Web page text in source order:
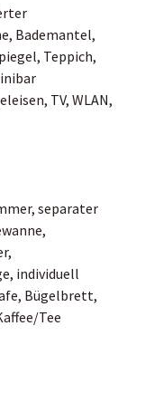
Bademantel,
Teppich,
TV, WLAN,
separater
individuell
Bügelbrett,
Tee